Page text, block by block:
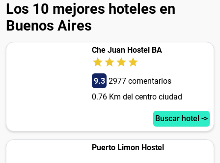
Los 10 mejores hoteles en
Buenos Aires
Che Juan Hostel BA
9.3 2977 comentarios
0.76 Km del centro ciudad
Buscar hotel ->
Puerto Limon Hostel